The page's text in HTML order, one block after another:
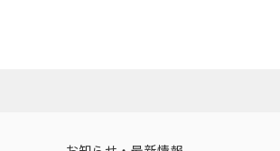
（イギリス
（ノルウェー